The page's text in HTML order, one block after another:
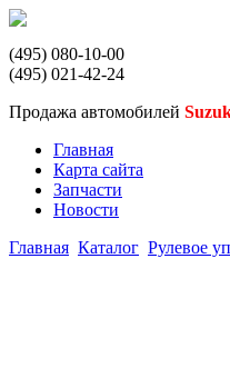
(495) 080-10-00
(495) 021-42-24
Продажа автомобилей
Главная
Карта сайта
Запчасти
Новости
Главная Каталог Рулевое